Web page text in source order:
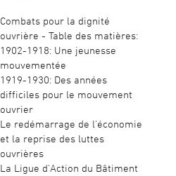
Combats pour la dignité
ouvrière - Table des matières:
1902-1918: Une jeunesse
mouvementée
1919-1930: Des années
difficiles pour le mouvement
ouvrier
Le redémarrage de l'économie
et la reprise des luttes
ouvrières
La Ligue d'Action du Bâtiment